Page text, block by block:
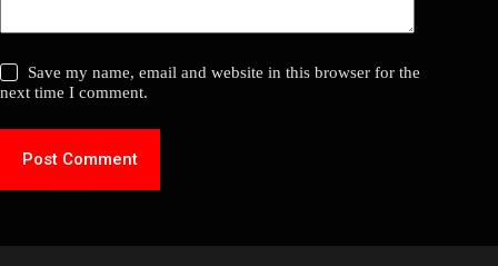
Save my name, email and website in this browser for the
next time I comment.
Post Comment